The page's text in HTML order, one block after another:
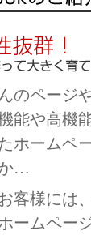
のページ
能や高機
ホームペ
…
客様には
ームペー